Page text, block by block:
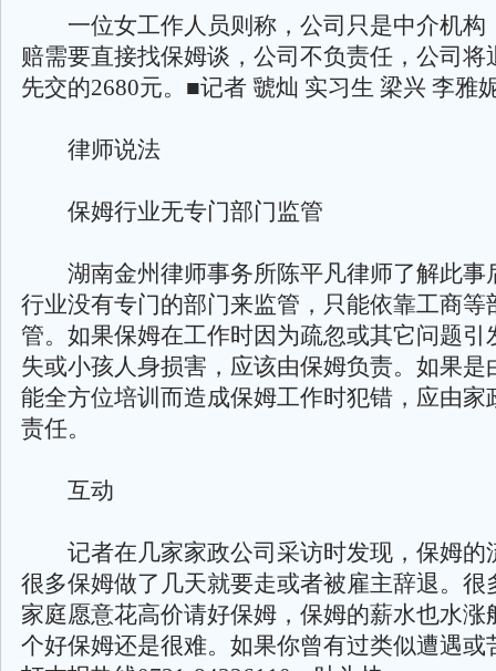
一位女工作人员则称，公司只是中介机构
赔需要直接找保姆谈，公司不负责任，公司将
先交的2680元。■记者 虢灿 实习生 梁兴 李雅
律师说法
保姆行业无专门部门监管
湖南金州律师事务所陈平凡律师了解此事
行业没有专门的部门来监管，只能依靠工商等
管。如果保姆在工作时因为疏忽或其它问题引
失或小孩人身损害，应该由保姆负责。如果是
能全方位培训而造成保姆工作时犯错，应由家
责任。
互动
记者在几家家政公司采访时发现，保姆的
很多保姆做了几天就要走或者被雇主辞退。很
家庭愿意花高价请好保姆，保姆的薪水也水涨
个好保姆还是很难。如果你曾有过类似遭遇或